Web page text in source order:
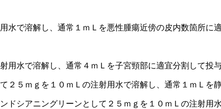
水で溶解し、通常１ｍＬを悪性腫瘍近傍の皮内数箇所に
水で溶解し、通常４ｍＬを子宮頸部に適宜分割して投与
５ｍｇを１０ｍＬの注射用水で溶解し、通常１ｍＬを静
シアニングリーンとして２５ｍｇを１０ｍＬの注射用